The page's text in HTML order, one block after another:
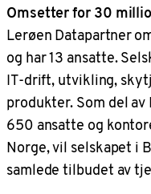
Omsetter for 30
Lerøen Datapartner
og har 13 ansatte.
IT-drift, utvikling,
produkter. Som del
650 ansatte og
Norge, vil selskapet i
samlede tilbudet av